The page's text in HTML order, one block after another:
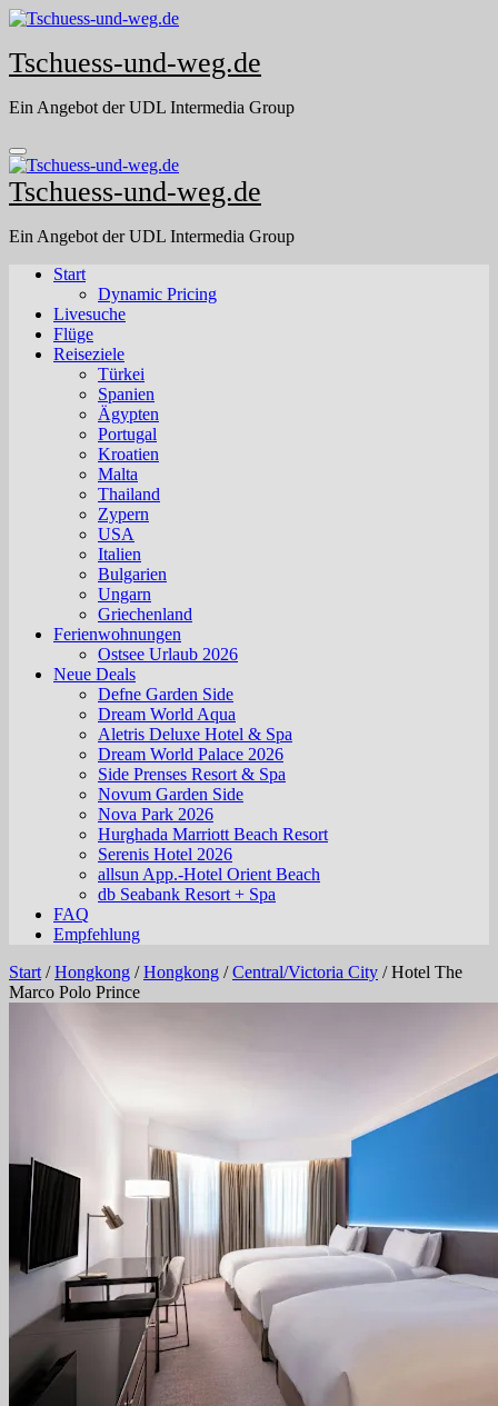
Skip
content
Tschuess-und-weg.de
Ein Angebot der UDL Intermedia Group
Tschuess-und-weg.de
Ein Angebot der UDL Intermedia Group
Start
Dynamic Pricing
Livesuche
Flüge
Reiseziele
Türkei
Spanien
Ägypten
Portugal
Kroatien
Malta
Thailand
Zypern
USA
Italien
Bulgarien
Ungarn
Griechenland
Ferienwohnungen
Ostsee Urlaub 2026
Neue Deals
Defne Garden Side
Dream World Aqua
Aletris Deluxe Hotel & Spa
Dream World Palace 2026
Side Prenses Resort & Spa
Novum Garden Side
Nova Park 2026
Hurghada Marriott Beach Resort
Serenis Hotel 2026
allsun App.-Hotel Orient Beach
db Seabank Resort + Spa
FAQ
Empfehlung
Start /Hongkong /Hongkong /Central/Victoria City /Hotel The
Marco Polo Prince